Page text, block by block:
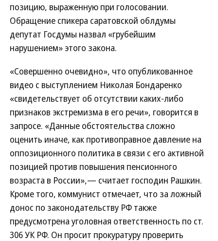
позицию, выраженную при голосовании.
Обращение спикера саратовской облдумы
депутат Госдумы назвал «грубейшим
нарушением» этого закона.
«Совершенно очевидно», что опубликованное
видео с выступлением Николая Бондаренко
«свидетельствует об отсутствии каких-либо
признаков экстремизма в его речи», говорится в
запросе. «Данные обстоятельства сложно
оценить иначе, как противоправное давление на
оппозиционного политика в связи с его активной
позицией против повышения пенсионного
возраста в России»,— считает господин Рашкин.
Кроме того, коммунист отмечает, что за ложный
донос по законодательству РФ также
предусмотрена уголовная ответственность по ст.
306 УК РФ. Он просит прокуратуру проверить